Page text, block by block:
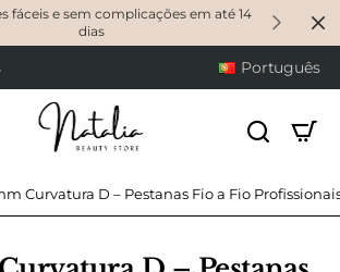
fáceis e sem complicações em até 14
dias
Português
Curvatura D – Pestanas Fio a Fio